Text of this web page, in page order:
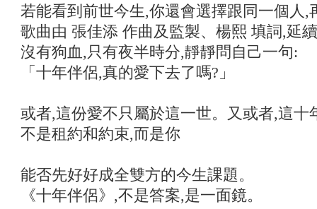
若能看到前世今生,你還會選擇跟同一個人,
歌曲由 張佳添 作曲及監製、楊熙 填詞,延
沒有狗血,只有夜半時分,靜靜問自己一句:
「十年伴侶,真的愛下去了嗎?」
或者,這份愛不只屬於這一世。又或者,這十
不是租約和約束,而是你
能否先好好成全雙方的今生課題。
《十年伴侶》,不是答案,是一面鏡。